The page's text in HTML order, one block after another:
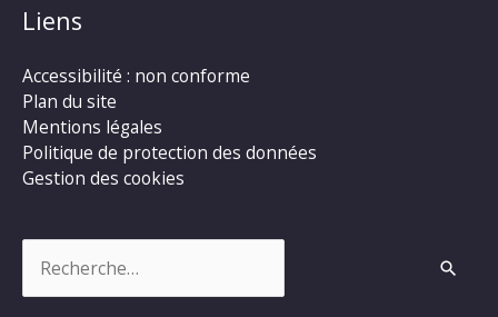
Liens
Accessibilité : non conforme
Plan du site
Mentions légales
Politique de protection des données
Gestion des cookies